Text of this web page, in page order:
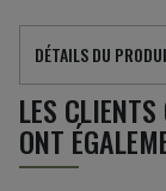
DÉTAILS DU
LES
ONT